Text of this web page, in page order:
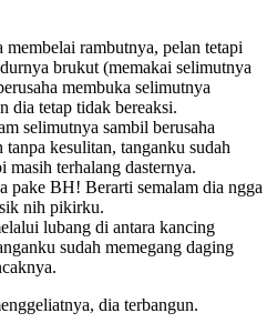
rambutnya, pelan tetapi
brukut (memakai selimutnya
membuka selimutnya
dia tetap tidak bereaksi.
selimutnya sambil berusaha
kesulitan, tanganku sudah
masih terhalang dasternya.
pake BH! Berarti semalam dia ngga
nih pikirku.
lubang di antara kancing
sudah memegang daging
dia terbangun.